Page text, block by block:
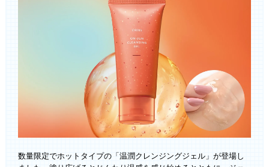
数量限定でホットタイプの「温潤クレンジングジェル」が登場し